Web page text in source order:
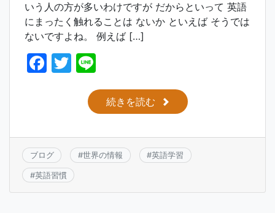
いう人の方が多いわけですが だからといって 英語
にまったく触れることは ないか といえば そうでは
ないですよね。 例えば […]
F
b
o
o
k
T
itt
e続きを読む
ブログ #世界の情報 #英語学習
#英語習慣